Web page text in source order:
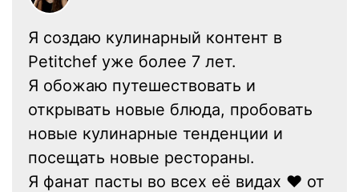
Я создаю кулинарный контент в
Petitchef уже более 7 лет.
Я обожаю путешествовать и
открывать новые блюда, пробовать
новые кулинарные тенденции и
посещать новые рестораны.
Я фанат пасты во всех её видах ❤ от